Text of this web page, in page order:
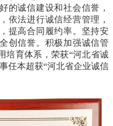
诚信建设和社会信誉，
依法进行诚信经营管理，
提高合同履约率。坚持安
创信誉。积极加强诚信管
培育体系，荣获“河北省诚
任本超获“河北省企业诚信